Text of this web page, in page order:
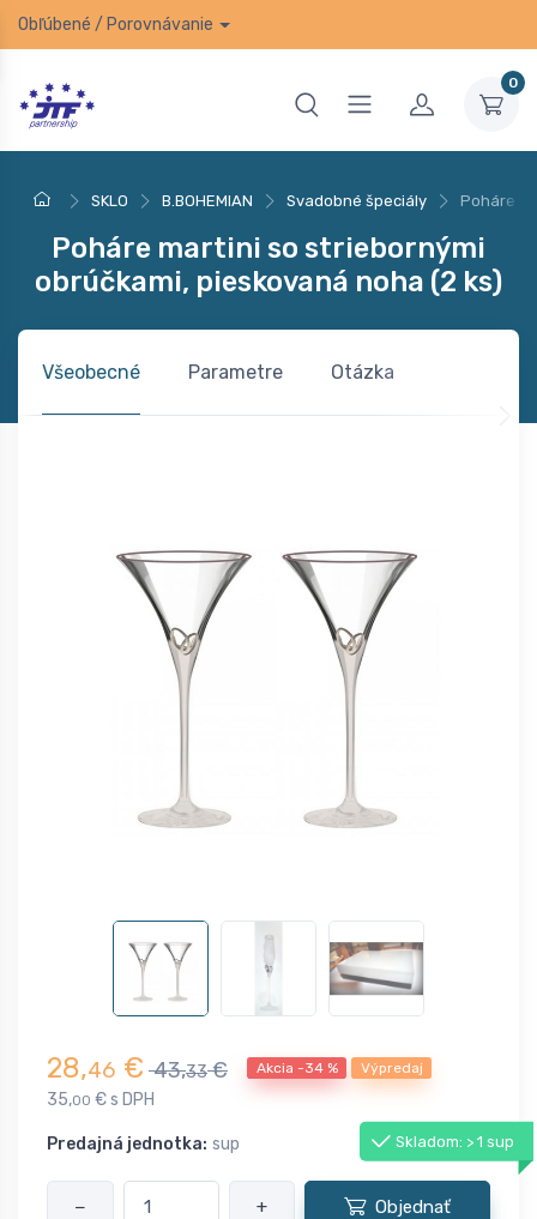
Obľúbené / Porovnávanie
0
SKLO B.BOHEMIAN Svadobné špeciály Poháre
Poháre martini so striebornými
obrúčkami, pieskovaná noha (2 ks)
Všeobecné Parametre Otázka
28,46 € 43,33€ Akcia -34 % Výpredaj
35,00 € s DPH
Predajná jednotka: sup Skladom: > 1 sup
− + Objednať